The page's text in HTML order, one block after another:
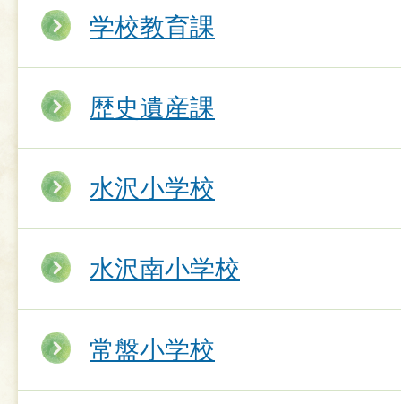
学校教育課
歴史遺産課
水沢小学校
水沢南小学校
常盤小学校